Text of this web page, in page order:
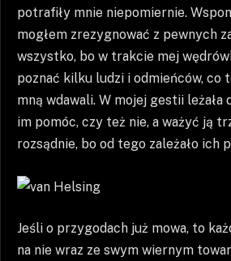
potrafiły mnie niepomiernie.
mogłem zrezygnować z pewnych
wszystko, bo w trakcie mej
poznać kilku ludzi i odmieńców, co
mną wdawali. W mojej gestii leżała
im pomóc, czy też nie, a ważyć ją
rozsądnie, bo od tego zależało ich
Jeśli o przygodach już mowa, to
na nie wraz ze swym wiernym